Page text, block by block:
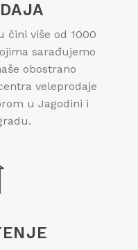
čini više od 1000
sarađujemo
obostrano
veleprodaje
u Jagodini i